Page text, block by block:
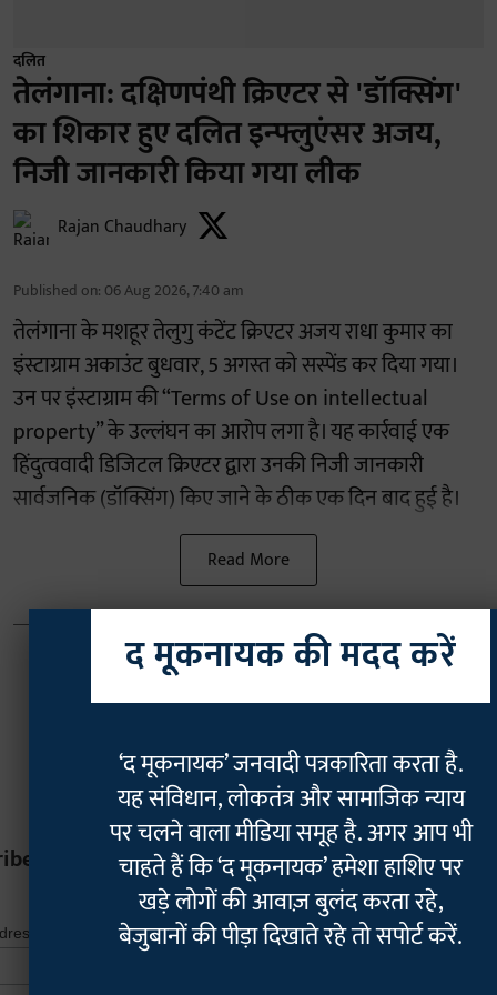
दलित
तेलंगाना: दक्षिणपंथी क्रिएटर से 'डॉक्सिंग'
का शिकार हुए दलित इन्फ्लुएंसर अजय,
निजी जानकारी किया गया लीक
Rajan Chaudhary
Published on: 06 Aug 2026, 7:40 am
तेलंगाना के मशहूर तेलुगु कंटेंट क्रिएटर अजय राधा कुमार का
इंस्टाग्राम अकाउंट बुधवार, 5 अगस्त को सस्पेंड कर दिया गया।
उन पर इंस्टाग्राम की “Terms of Use on intellectual
property” के उल्लंघन का आरोप लगा है। यह कार्रवाई एक
हिंदुत्ववादी डिजिटल क्रिएटर द्वारा उनकी निजी जानकारी
सार्वजनिक (डॉक्सिंग) किए जाने के ठीक एक दिन बाद हुई है।
Read More
*indicates
द मूकनायक की मदद करें
‘द मूकनायक’ जनवादी पत्रकारिता करता है.
यह संविधान, लोकतंत्र और सामाजिक न्याय
पर चलने वाला मीडिया समूह है. अगर आप भी
चाहते हैं कि ‘द मूकनायक’ हमेशा हाशिए पर
खड़े लोगों की आवाज़ बुलंद करता रहे,
बेजुबानों की पीड़ा दिखाते रहे तो सपोर्ट करें.